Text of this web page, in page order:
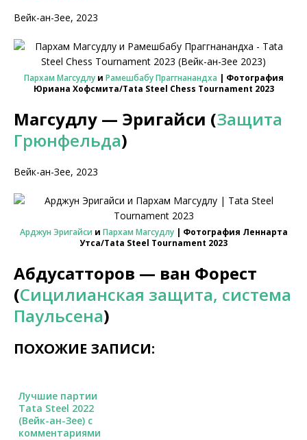
Вейк-ан-Зее, 2023
Пархам Магсудлуи Рамешбабу Праггнанандха | Фотография
Юриана Хофсмита/Tata Steel Chess Tournament 2023
Магсудлу — Эригайси (Защита
Грюнфельда)
Вейк-ан-Зее, 2023
Арджун Эригайси и Пархам Магсудлу| Фотография Леннарта
Утса/Tata Steel Tournament 2023
Абдусатторов — ван Форест
(Сицилианская защита, система
Паульсена)
ПОХОЖИЕ ЗАПИСИ:
Лучшие партии
Tata Steel 2022
(Вейк-ан-Зее) с
комментариями